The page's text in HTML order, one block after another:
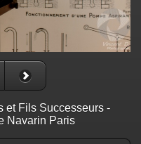
et Fils Successeurs -
Navarin Paris